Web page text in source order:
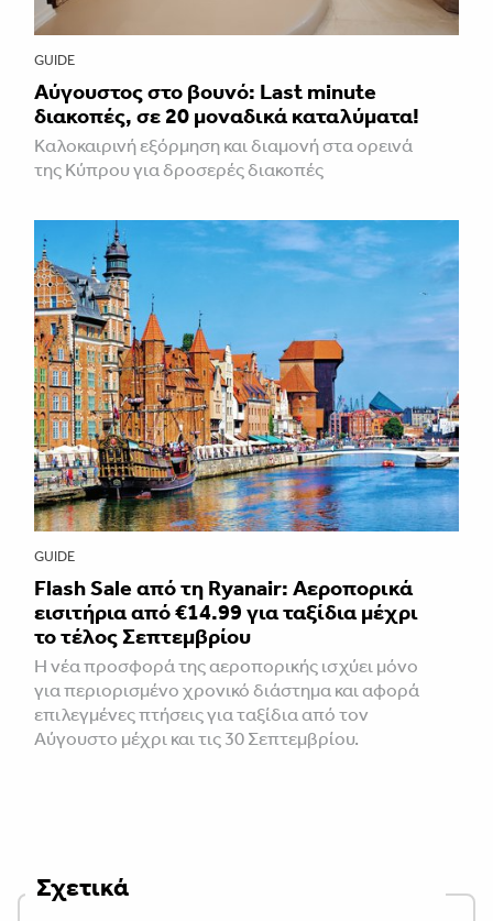
GUIDE
Aύγουστος στο βουνό: Last minute
διακοπές, σε 20 μοναδικά καταλύματα!
Καλοκαιρινή εξόρμηση και διαμονή στα ορεινά
της Κύπρου για δροσερές διακοπές
GUIDE
Flash Sale από τη Ryanair: Αεροπορικά
εισιτήρια από €14.99 για ταξίδια μέχρι
το τέλος Σεπτεμβρίου
Η νέα προσφορά της αεροπορικής ισχύει μόνο
για περιορισμένο χρονικό διάστημα και αφορά
επιλεγμένες πτήσεις για ταξίδια από τον
Αύγουστο μέχρι και τις 30 Σεπτεμβρίου.
Σχετικά